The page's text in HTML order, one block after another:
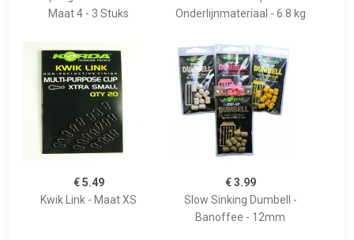
Maat 4 - 3 Stuks
Onderlijnmateriaal - 6.8 kg
€ 5.49
Kwik Link - Maat XS
€ 3.99
Slow Sinking Dumbell -
Banoffee - 12mm